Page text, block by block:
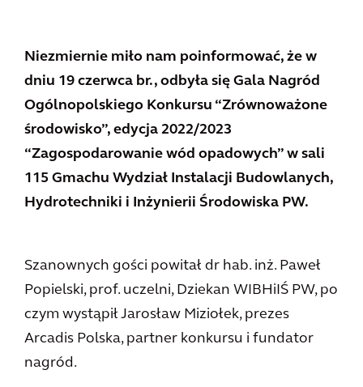
Niezmiernie miło nam poinformować, że w
dniu 19 czerwca br., odbyła się Gala Nagród
Ogólnopolskiego Konkursu “Zrównoważone
środowisko”, edycja 2022/2023
“Zagospodarowanie wód opadowych” w sali
115 Gmachu Wydział Instalacji Budowlanych,
Hydrotechniki i Inżynierii Środowiska PW.
Szanownych gości powitał dr hab. inż. Paweł
Popielski, prof. uczelni, Dziekan WIBHiIŚ PW, po
czym wystąpił Jarosław Miziołek, prezes
Arcadis Polska, partner konkursu i fundator
nagród.